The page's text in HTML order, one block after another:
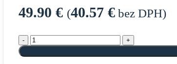
49.90 € (40.57 € bez DPH)
množstvo DTF Odstraňovač dizajnu 500ml